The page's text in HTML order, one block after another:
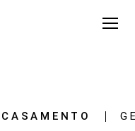
CASAMENTO